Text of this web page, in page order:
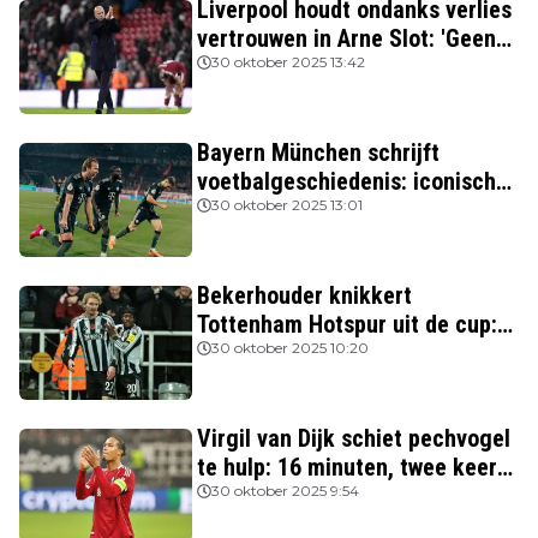
Liverpool houdt ondanks verlies
vertrouwen in Arne Slot: 'Geen
kans'
30 oktober 2025 13:42
Bayern München schrijft
voetbalgeschiedenis: iconische
Nederlanders verslagen
30 oktober 2025 13:01
Bekerhouder knikkert
Tottenham Hotspur uit de cup:
drie van de vier topclubs nog in
30 oktober 2025 10:20
Virgil van Dijk schiet pechvogel
te hulp: 16 minuten, twee keer
rood
30 oktober 2025 9:54